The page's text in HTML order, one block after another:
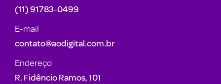
(11) 91783-0499
E-mail
contato@aodigital.com.br
Endereço
R. Fidêncio Ramos, 101